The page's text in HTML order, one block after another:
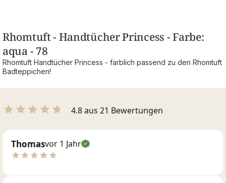
Rhomtuft - Handtücher Princess - Farbe:
aqua - 78
Rhomtuft Handtücher Princess - farblich passend zu den Rhomtuft
Badteppichen!
4.8 aus 21 Bewertungen
Thomasvor 1 Jahr